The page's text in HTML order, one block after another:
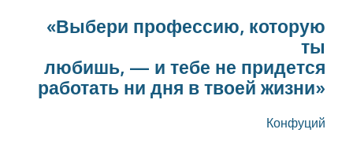
«Выбери профессию, которую
ты
любишь, — и тебе не придется
работать ни дня в твоей жизни»
Конфуций